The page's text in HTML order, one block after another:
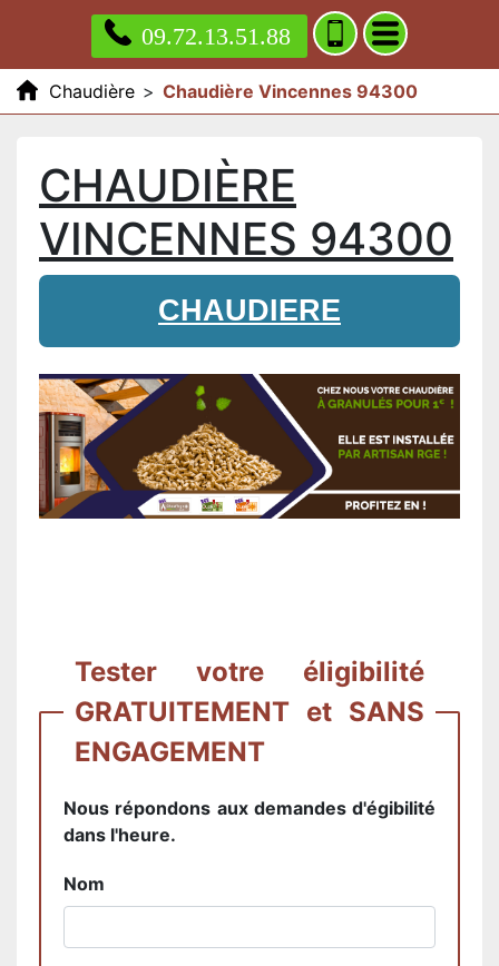
09.72.13.51.88
Chaudière > Chaudière Vincennes 94300
CHAUDIÈRE
VINCENNES 94300
CHAUDIERE
Tester votre éligibilité
GRATUITEMENT et SANS
ENGAGEMENT
Nous répondons aux demandes d'égibilité
dans l'heure.
Nom